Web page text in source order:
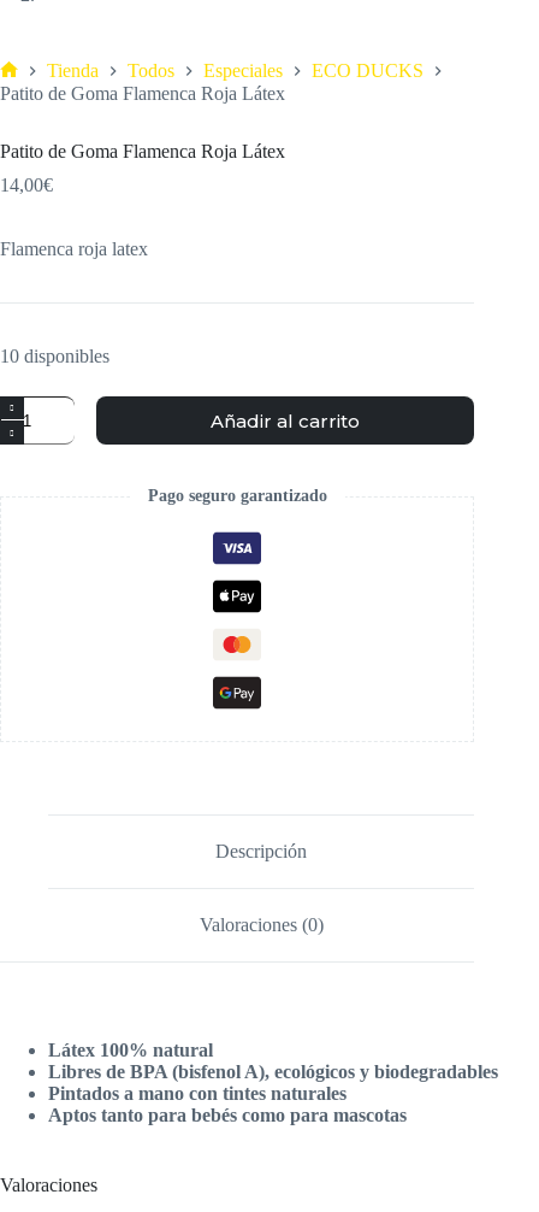
Tienda Todos Especiales
ECO DUCKS
Patito de Goma Flamenca Roja Látex
Patito de Goma Flamenca Roja Látex
14,00€
Flamenca roja latex
10 disponibles
Añadir al carrito
Pago seguro garantizado
Descripción
Valoraciones (0)
Látex 100% natural
Libres de BPA (bisfenol A), ecológicos y biodegradables
Pintados a mano con tintes naturales
Aptos tanto para bebés como para mascotas
Valoraciones